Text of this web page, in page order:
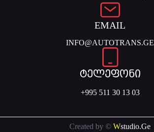
EMAIL
INFO@AUTOTRANS.GE
ტელეფონი
+995 511 30 13 03
Created by ©Wstudio.Ge